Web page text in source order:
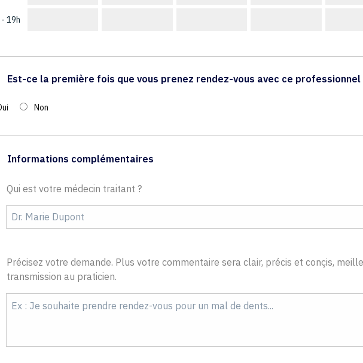
19h
Est-ce la première fois que vous prenez rendez-vous avec ce professionnel
Non
Informations complémentaires
Qui est votre médecin traitant ?
Précisez votre demande. Plus votre commentaire sera clair, précis et conçis,
transmission au praticien.